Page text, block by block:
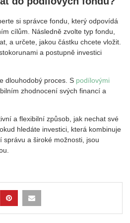
si správce fondu, který odpovídá
cílům. Následně zvolte typ fondu,
a určete, jakou částku chcete vložit.
a postupně investici
dlouhodobý proces. S podílovými
zhodnocení svých financí a
a flexibilní způsob, jak nechat své
hledáte investici, která kombinuje
správu a široké možnosti, jsou